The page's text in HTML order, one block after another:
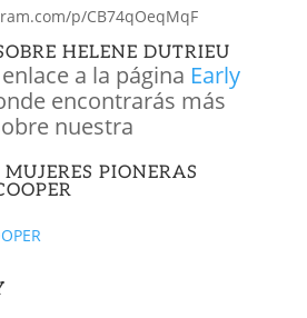
p/CB74qOeqMqF
HELENE DUTRIEU
a la página Early
encontrarás más
nuestra
MUJERES PIONERAS